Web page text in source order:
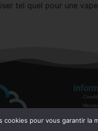
tel quel pour une
cookies pour vous garantir